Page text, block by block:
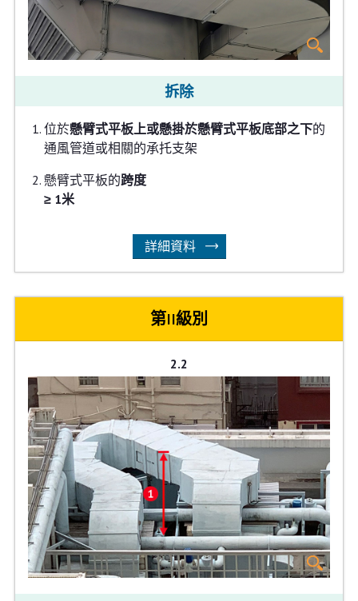
拆除
位於懸臂式平板上或懸掛於懸臂式平板底部之下的
通風管道或相關的承托支架
懸臂式平板的跨度
≥ 1米
詳細資料
第II級別
2.2